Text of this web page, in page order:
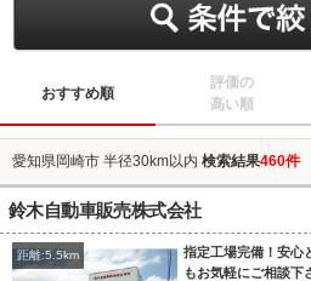
おすすめ順
評価の
高い順
愛知県岡崎市 半径30km以内 検索結果460件
鈴木自動車販売株式会社
距離:5.5km
指定工場完備！安心
もお気軽にご相談